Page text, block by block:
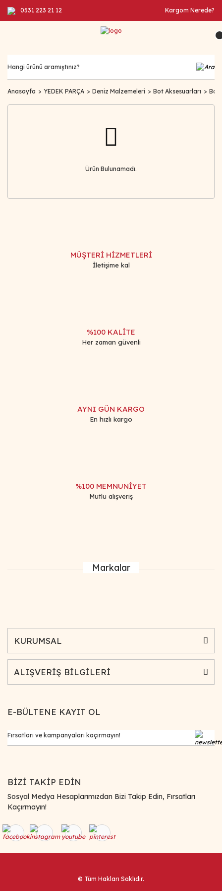
0531 223 21 12 Kargom Nerede?
Anasayfa YEDEK PARÇA Deniz Malzemeleri Bot Aksesuarları Bot
Ürün Bulunamadı.
MÜŞTERİ HİZMETLERİ
İletişime kal
%100 KALİTE
Her zaman güvenli
AYNI GÜN KARGO
En hızlı kargo
%100 MEMNUNİYET
Mutlu alışveriş
Markalar
KURUMSAL
ALIŞVERİŞ BİLGİLERİ
E-BÜLTENE KAYIT OL
BİZİ TAKİP EDİN
Sosyal Medya Hesaplarımızdan Bizi Takip Edin, Fırsatları
Kaçırmayın!
© Tüm Hakları Saklıdır.